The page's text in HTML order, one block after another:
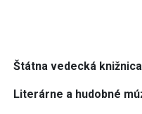
Štátna vedecká
Literárne a hudobné